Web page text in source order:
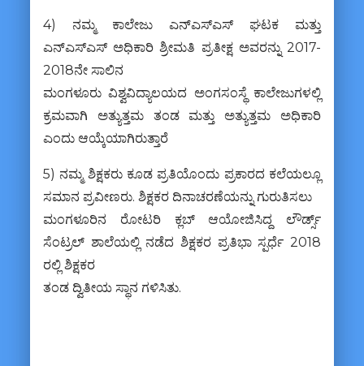
4) ನಮ್ಮ ಕಾಲೇಜು ಎನ್‌ಎಸ್‌ಎಸ್ ಘಟಕ ಮತ್ತು
ಎನ್‌ಎಸ್‌ಎಸ್ ಅಧಿಕಾರಿ ಶ್ರೀಮತಿ ಪ್ರತೀಕ್ಷ ಅವರನ್ನು 2017-
2018ನೇ ಸಾಲಿನ
ಮಂಗಳೂರು ವಿಶ್ವವಿದ್ಯಾಲಯದ ಅಂಗಸಂಸ್ಥೆ ಕಾಲೇಜುಗಳಲ್ಲಿ
ಕ್ರಮವಾಗಿ ಅತ್ಯುತ್ತಮ ತಂಡ ಮತ್ತು ಅತ್ಯುತ್ತಮ ಅಧಿಕಾರಿ
ಎಂದು ಆಯ್ಕೆಯಾಗಿರುತ್ತಾರೆ
5) ನಮ್ಮ ಶಿಕ್ಷಕರು ಕೂಡ ಪ್ರತಿಯೊಂದು ಪ್ರಕಾರದ ಕಲೆಯಲ್ಲೂ
ಸಮಾನ ಪ್ರವೀಣರು. ಶಿಕ್ಷಕರ ದಿನಾಚರಣೆಯನ್ನು ಗುರುತಿಸಲು
ಮಂಗಳೂರಿನ ರೋಟರಿ ಕ್ಲಬ್ ಆಯೋಜಿಸಿದ್ದ ಲೌರ್ಡ್ಸ್
ಸೆಂಟ್ರಲ್ ಶಾಲೆಯಲ್ಲಿ ನಡೆದ ಶಿಕ್ಷಕರ ಪ್ರತಿಭಾ ಸ್ಪರ್ಧೆ 2018
ರಲ್ಲಿ ಶಿಕ್ಷಕರ
ತಂಡ ದ್ವಿತೀಯ ಸ್ಥಾನ ಗಳಿಸಿತು.